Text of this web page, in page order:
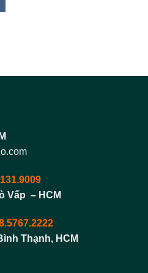
Vấp – HCM
Thạnh, HCM